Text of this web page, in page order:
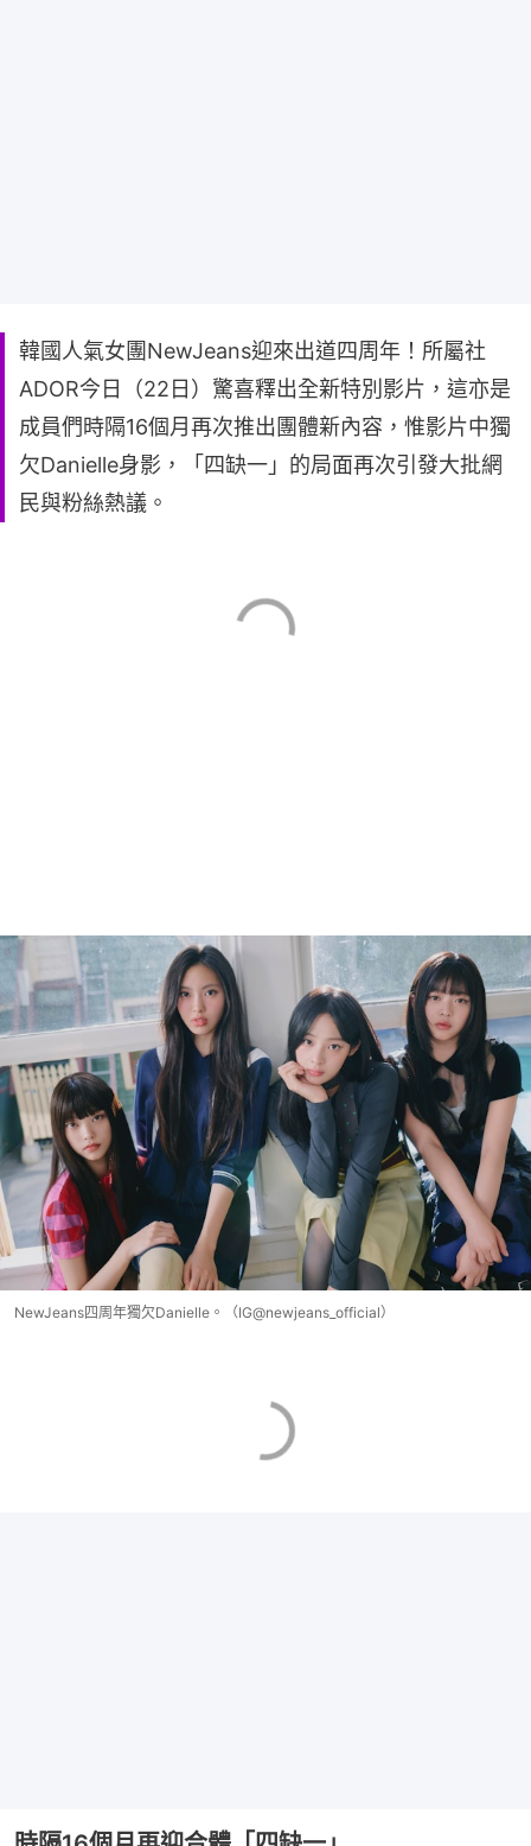
韓國人氣女團NewJeans迎來出道四周年！所屬社
ADOR今日（22日）驚喜釋出全新特別影片，這亦是
成員們時隔16個月再次推出團體新內容，惟影片中獨
欠Danielle身影，「四缺一」的局面再次引發大批網
民與粉絲熱議。
NewJeans四周年獨欠Danielle。（IG@newjeans_official）